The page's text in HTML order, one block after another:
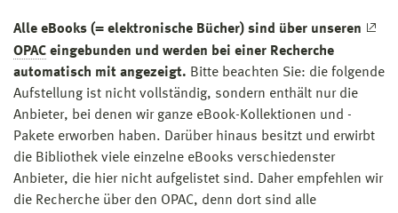
Alle eBooks (= elektronische Bücher) sind über unseren
OPAC eingebunden und werden bei einer Recherche
automatisch mit angezeigt. Bitte beachten Sie: die folgende
Aufstellung ist nicht vollständig, sondern enthält nur die
Anbieter, bei denen wir ganze eBook-Kollektionen und -
Pakete erworben haben. Darüber hinaus besitzt und erwirbt
die Bibliothek viele einzelne eBooks verschiedenster
Anbieter, die hier nicht aufgelistet sind. Daher empfehlen wir
die Recherche über den OPAC, denn dort sind alle